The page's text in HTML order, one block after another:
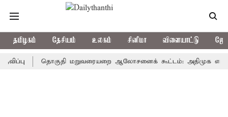
தமிழகம் தேசியம் உலகம் சினிமா விளையாட்டு
தொகுதி மறுவரையறை ஆலோசனைக் கூட்டம்: அதிமுக எம்பிக்கள்